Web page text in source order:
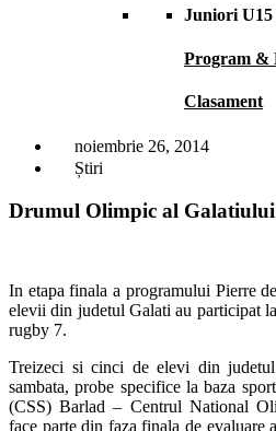
Juniori U15
Program &
Clasament
noiembrie 26, 2014
Știri
Drumul Olimpic al Galatiului
In etapa finala a programului Pierre
elevii din judetul Galati au participat
rugby 7.
Treizeci si cinci de elevi din
sambata, probe specifice la baza
(CSS) Barlad – Centrul National
face parte din faza finala de